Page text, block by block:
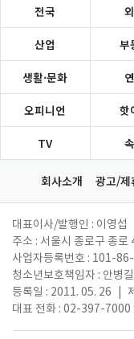
전국
산업 부
생활·문화
오피니언 핫
TV
회사소개 광고/제
대표이사/발행인 : 이영섭
주소 : 서울시 종로구 종
사업자등록번호 : 101-
청소년보호책임자 : 안병길
등록일 : 2011. 05. 26
대표 전화 : 02-397-7000